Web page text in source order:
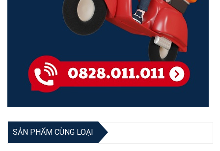
nhau — tất cả được kiểm soát từ một giao diện duy nhất ở bất kỳ
đâu, bất kỳ lúc nào.
Chuyển Vùng Liền Mạch
SẢN PHẨM CÙNG LOẠI